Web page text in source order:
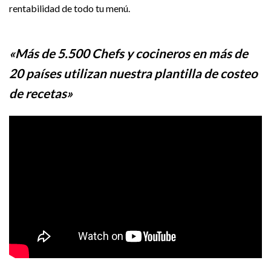
rentabilidad de todo tu menú.
«Más de 5.500 Chefs y cocineros en más de
20 países utilizan nuestra plantilla de costeo
de recetas»